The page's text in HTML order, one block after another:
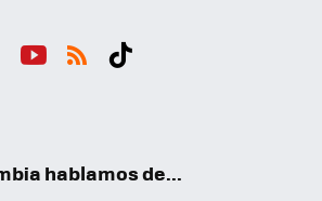
hablamos de...